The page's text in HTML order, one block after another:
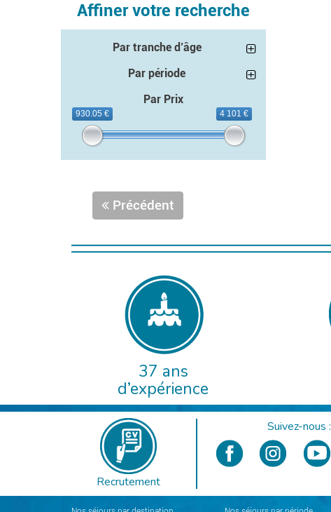
Affiner votre recherche
Par tranche d’âge
Par période
Par Prix
930.05 € 4 101 €
Précédent
37 ans
d’expérience
Recrutement
Suivez-nous :